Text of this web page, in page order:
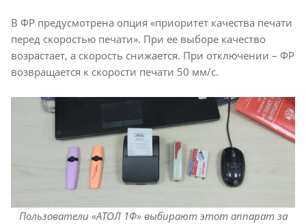
В ФР предусмотрена опция «приоритет качества печати
перед скоростью печати». При ее выборе качество
возрастает, а скорость снижается. При отключении – ФР
возвращается к скорости печати 50 мм/с.
Пользователи «АТОЛ 1Ф» выбирают этот аппарат за